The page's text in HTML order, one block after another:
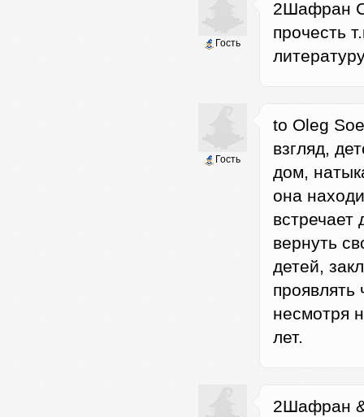
Гость
2Шафран
прочесть
Гость
to Oleg
взгляд,
дом,
она
встречает
вернуть
детей,
несмотря
лет.
2Шафран